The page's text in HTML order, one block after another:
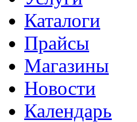
Каталоги
Прайсы
Магазины
Новости
Календарь